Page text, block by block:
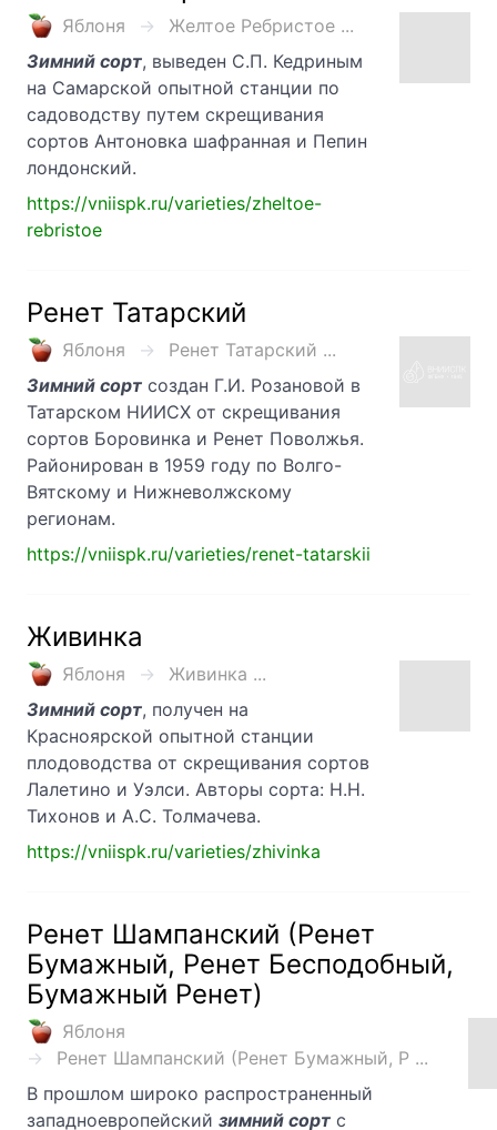
Яблоня
Желтое Ребристое ...
Зимний сорт, выведен С.П. Кедриным
на Самарской опытной станции по
садоводству путем скрещивания
сортов Антоновка шафранная и Пепин
лондонский.
https://vniispk.ru/varieties/zheltoe-
rebristoe
Ренет Татарский
Яблоня
Ренет Татарский ...
Зимний сорт создан Г.И. Розановой в
Татарском НИИСХ от скрещивания
сортов Боровинка и Ренет Поволжья.
Районирован в 1959 году по Волго-
Вятскому и Нижневолжскому
регионам.
https://vniispk.ru/varieties/renet-tatarskii
Живинка
Яблоня
Живинка ...
Зимний сорт, получен на
Красноярской опытной станции
плодоводства от скрещивания сортов
Лалетино и Уэлси. Авторы сорта: Н.Н.
Тихонов и А.С. Толмачева.
https://vniispk.ru/varieties/zhivinka
Ренет Шампанский (Ренет
Бумажный, Ренет Бесподобный,
Бумажный Ренет)
Яблоня
Ренет Шампанский (Ренет Бумажный, Р ...
В прошлом широко распространенный
западноевропейский зимний сорт с